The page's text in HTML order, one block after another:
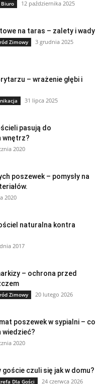
12 października 2025
na taras – zalety i wady
Zimowy 3 grudnia 2025
– wrażenie głębi i
31 lipca 2025
pasują do
wnętrz?
2020
poszewek – pomysły na
2020
naturalna kontra
2017
– ochrona przed
Zimowy 20 lutego 2026
poszewek w sypialni – co
wiedzieć?
2020
goście czuli się jak w domu?
Dla Gości 24 czerwca 2026